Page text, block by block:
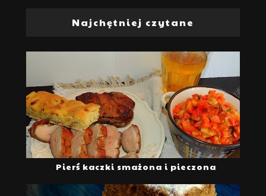
Najchętniej czytane
Pierś kaczki smażona i pieczona